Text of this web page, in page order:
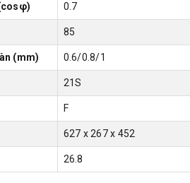
0.7
85
(mm) 0.6/0.8/1
21S
F
627 x 267 x 452
26.8